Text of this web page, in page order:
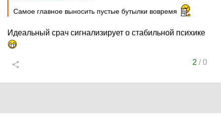
Самое главное выносить пустые бутылки вовремя
Идеальный срач сигнализирует о стабильной психике
2 /0